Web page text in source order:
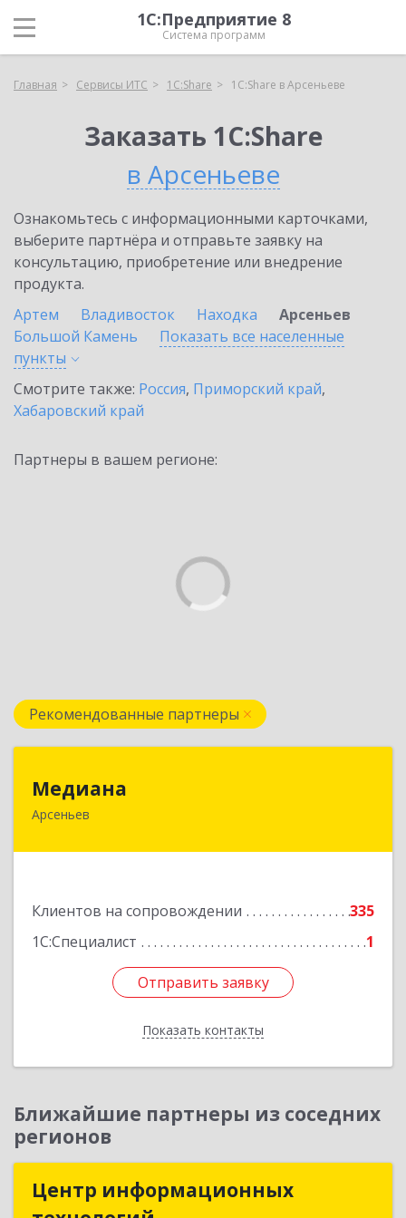
1С:Предприятие 8
Система программ
Главная Сервисы ИТС 1С:Share 1С:Share в Арсеньеве
Заказать 1С:Share
в Арсеньеве
Ознакомьтесь с информационными карточками,
выберите партнёра и отправьте заявку на
консультацию, приобретение или внедрение
продукта.
Артем
Владивосток Находка
Арсеньев
Большой Камень
Показать все населенные
пункты
Смотрите также: Россия, Приморский край,
Хабаровский край
Партнеры в вашем регионе:
Рекомендованные партнеры
Медиана
Арсеньев
Клиентов на сопровождении
335
1С:Специалист
1
Отправить заявку
Показать контакты
Отправить заявку
Назад
Ближайшие партнеры из соседних
регионов
Центр информационных
Центр информационных